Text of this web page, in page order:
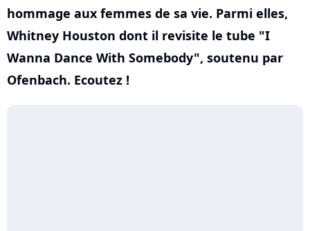
hommage aux femmes de sa vie. Parmi elles,
Whitney Houston dont il revisite le tube "I
Wanna Dance With Somebody", soutenu par
Ofenbach. Ecoutez !